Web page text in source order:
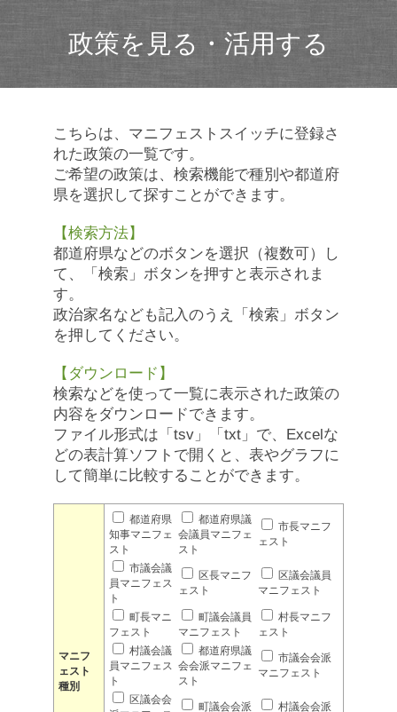
政策を見る・活用する
こちらは、マニフェストスイッチに登録さ
れた政策の一覧です。
ご希望の政策は、検索機能で種別や都道府
県を選択して探すことができます。
【検索方法】
都道府県などのボタンを選択（複数可）し
て、「検索」ボタンを押すと表示されま
す。
政治家名なども記入のうえ「検索」ボタン
を押してください。
【ダウンロード】
検索などを使って一覧に表示された政策の
内容をダウンロードできます。
ファイル形式は「tsv」「txt」で、Excelな
どの表計算ソフトで開くと、表やグラフに
して簡単に比較することができます。
マニフ
ェスト
種別
都道府県
知事マニフェ
スト
都道府県議
会議員マニフェ
スト
市長マニフ
ェスト
市議会議
員マニフェス
ト
区長マニフ
ェスト
区議会議員
マニフェスト
町長マニ
フェスト
町議会議員
マニフェスト
村長マニフ
ェスト
村議会議
員マニフェス
ト
都道府県議
会会派マニフェ
スト
市議会会派
マニフェスト
区議会会
町議会会派
村議会会派